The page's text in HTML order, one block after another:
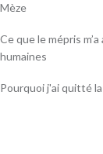
Mèze
Ce que le mépris
humaines
Pourquoi j'ai quitté